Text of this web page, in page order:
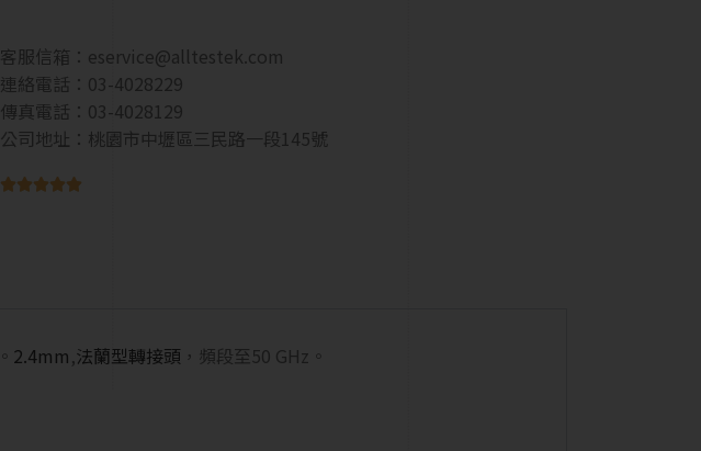
客服信箱： eservice@alltestek.com
連絡電話：03-4028229
傳真電話：03-4028129
公司地址：桃園市中壢區三民路一段145號

2.4mm,法蘭型轉接頭 ，頻段至50 GHz。